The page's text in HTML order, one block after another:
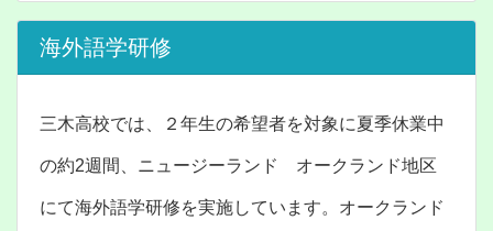
海外語学研修
三木高校では、２年生の希望者を対象に夏季休業中
の約2週間、ニュージーランド オークランド地区
にて海外語学研修を実施しています。オークランド